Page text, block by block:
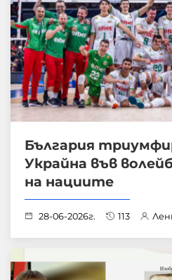
България
Украйна във
на нациите
28-06-2026г. 113